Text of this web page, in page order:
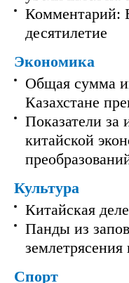
Комментарий:
десятилетие
Экономика
Общая сумма
Казахстане
Показатели за
китайской
Культура
Китайская
Панды из
Спорт